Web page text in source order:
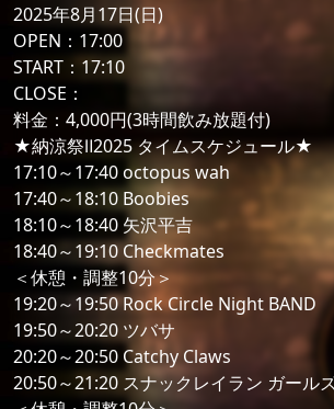
2025年8月17日(日)
OPEN：17:00
START：17:10
CLOSE：
料金：4,000円(3時間飲み放題付)
★納涼祭Ⅱ2025 タイムスケジュール★
17:10～17:40 octopus wah
17:40～18:10 Boobies
18:10～18:40 矢沢平吉
18:40～19:10 Checkmates
＜休憩・調整10分＞
19:20～19:50 Rock Circle Night BAND
19:50～20:20 ツバサ
20:20～20:50 Catchy Claws
20:50～21:20 スナックレイラン ガール